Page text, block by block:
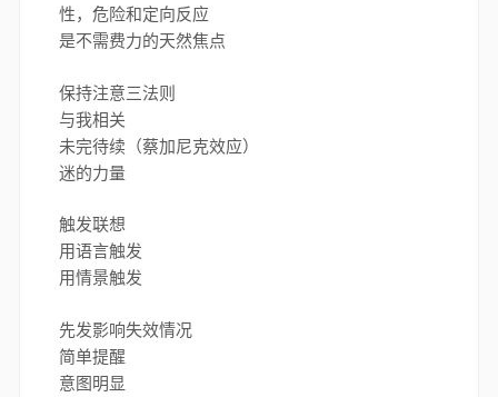
性，危险和定向反应
是不需费力的天然焦点
保持注意三法则
与我相关
未完待续（蔡加尼克效应）
迷的力量
触发联想
用语言触发
用情景触发
先发影响失效情况
简单提醒
意图明显